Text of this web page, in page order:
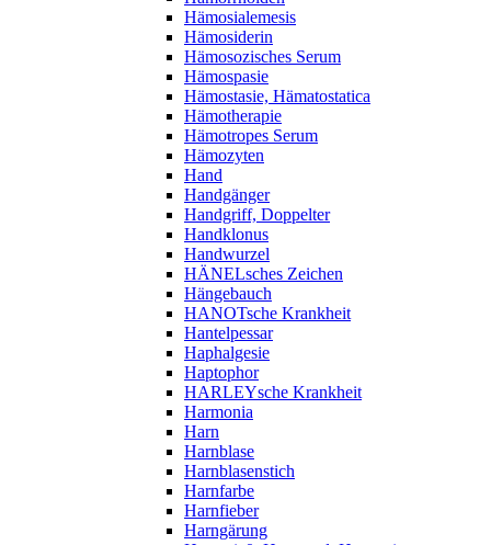
Hämosialemesis
Hämosiderin
Hämosozisches Serum
Hämospasie
Hämostasie, Hämatostatica
Hämotherapie
Hämotropes Serum
Hämozyten
Hand
Handgänger
Handgriff, Doppelter
Handklonus
Handwurzel
HÄNELsches Zeichen
Hängebauch
HANOTsche Krankheit
Hantelpessar
Haphalgesie
Haptophor
HARLEYsche Krankheit
Harmonia
Harn
Harnblase
Harnblasenstich
Harnfarbe
Harnfieber
Harngärung